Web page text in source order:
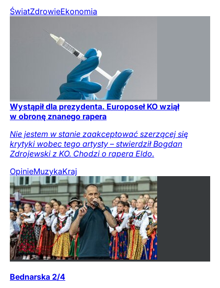
ŚwiatZdrowieEkonomia
Wystąpił dla prezydenta. Europoseł KO wziął
w obronę znanego rapera
Nie jestem w stanie zaakceptować szerzącej się
krytyki wobec tego artysty – stwierdził Bogdan
Zdrojewski z KO. Chodzi o rapera Eldo.
OpinieMuzykaKraj
Bednarska 2/4